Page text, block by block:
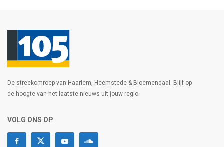
De streekomroep van Haarlem, Heemstede & Bloemendaal. Blijf op
de hoogte van het laatste nieuws uit jouw regio.
VOLG ONS OP